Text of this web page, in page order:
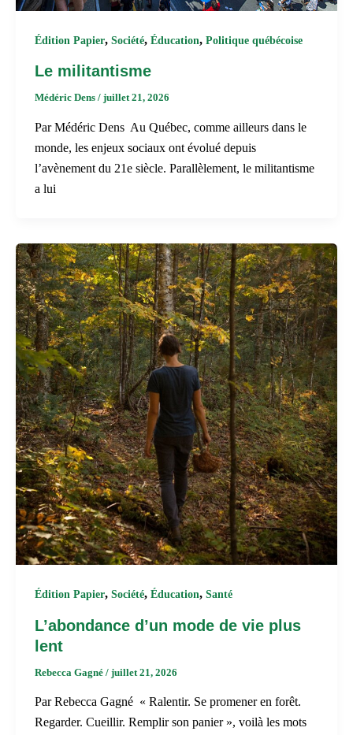
Édition Papier, Société, Éducation, Politique québécoise
Le militantisme
Médéric Dens / juillet 21, 2026
Par Médéric Dens Au Québec, comme ailleurs dans le
monde, les enjeux sociaux ont évolué depuis
l’avènement du 21e siècle. Parallèlement, le militantisme
a lui
Édition Papier, Société, Éducation, Santé
L’abondance d’un mode de vie plus
lent
Rebecca Gagné / juillet 21, 2026
Par Rebecca Gagné « Ralentir. Se promener en forêt.
Regarder. Cueillir. Remplir son panier », voilà les mots